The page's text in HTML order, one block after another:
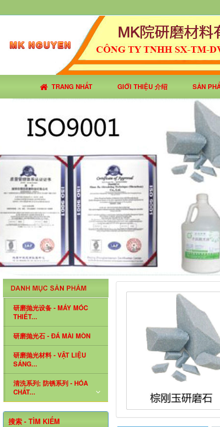
TRANG NHẤT GIỚI THIỆU 介绍 SẢN
研磨抛光设备 - MÁY MÓC
THIẾT...
研磨抛光石 - ĐÁ MÀI MÒN
研磨抛光材料 - VẬT LIỆU
SÁNG...
清洗系列; 防锈系列 - HÓA
CHẤT...
搜索 - TÌM KIẾM